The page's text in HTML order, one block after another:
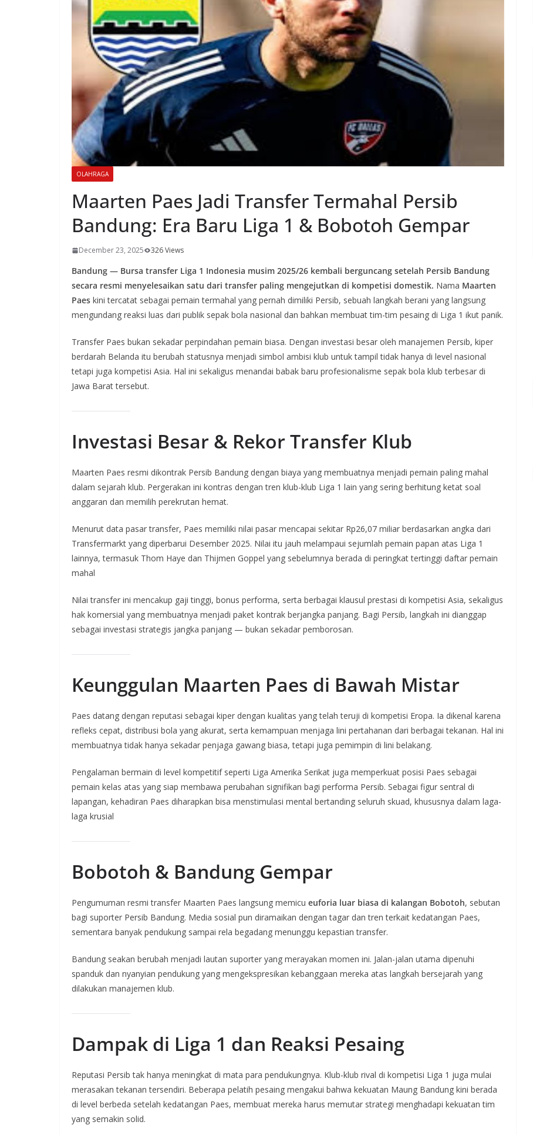
OLAHRAGA
Maarten Paes Jadi Transfer Termahal Persib
Bandung: Era Baru Liga 1 & Bobotoh Gempar
December 23, 2025 326 Views
Bandung — Bursa transfer Liga 1 Indonesia musim 2025/26 kembali berguncang setelah Persib Bandung
secara resmi menyelesaikan satu dari transfer paling mengejutkan di kompetisi domestik. Nama Maarten
Paes kini tercatat sebagai pemain termahal yang pernah dimiliki Persib, sebuah langkah berani yang langsung
mengundang reaksi luas dari publik sepak bola nasional dan bahkan membuat tim-tim pesaing di Liga 1 ikut panik.
Transfer Paes bukan sekadar perpindahan pemain biasa. Dengan investasi besar oleh manajemen Persib, kiper
berdarah Belanda itu berubah statusnya menjadi simbol ambisi klub untuk tampil tidak hanya di level nasional
tetapi juga kompetisi Asia. Hal ini sekaligus menandai babak baru profesionalisme sepak bola klub terbesar di
Jawa Barat tersebut.
Investasi Besar & Rekor Transfer Klub
Maarten Paes resmi dikontrak Persib Bandung dengan biaya yang membuatnya menjadi pemain paling mahal
dalam sejarah klub. Pergerakan ini kontras dengan tren klub-klub Liga 1 lain yang sering berhitung ketat soal
anggaran dan memilih perekrutan hemat.
Menurut data pasar transfer, Paes memiliki nilai pasar mencapai sekitar Rp26,07 miliar berdasarkan angka dari
Transfermarkt yang diperbarui Desember 2025. Nilai itu jauh melampaui sejumlah pemain papan atas Liga 1
lainnya, termasuk Thom Haye dan Thijmen Goppel yang sebelumnya berada di peringkat tertinggi daftar pemain
mahal
Nilai transfer ini mencakup gaji tinggi, bonus performa, serta berbagai klausul prestasi di kompetisi Asia, sekaligus
hak komersial yang membuatnya menjadi paket kontrak berjangka panjang. Bagi Persib, langkah ini dianggap
sebagai investasi strategis jangka panjang — bukan sekadar pemborosan.
Keunggulan Maarten Paes di Bawah Mistar
Paes datang dengan reputasi sebagai kiper dengan kualitas yang telah teruji di kompetisi Eropa. Ia dikenal karena
refleks cepat, distribusi bola yang akurat, serta kemampuan menjaga lini pertahanan dari berbagai tekanan. Hal ini
membuatnya tidak hanya sekadar penjaga gawang biasa, tetapi juga pemimpin di lini belakang.
Pengalaman bermain di level kompetitif seperti Liga Amerika Serikat juga memperkuat posisi Paes sebagai
pemain kelas atas yang siap membawa perubahan signifikan bagi performa Persib. Sebagai figur sentral di
lapangan, kehadiran Paes diharapkan bisa menstimulasi mental bertanding seluruh skuad, khususnya dalam laga-
laga krusial
Bobotoh & Bandung Gempar
Pengumuman resmi transfer Maarten Paes langsung memicu euforia luar biasa di kalangan Bobotoh, sebutan
bagi suporter Persib Bandung. Media sosial pun diramaikan dengan tagar dan tren terkait kedatangan Paes,
sementara banyak pendukung sampai rela begadang menunggu kepastian transfer.
Bandung seakan berubah menjadi lautan suporter yang merayakan momen ini. Jalan-jalan utama dipenuhi
spanduk dan nyanyian pendukung yang mengekspresikan kebanggaan mereka atas langkah bersejarah yang
dilakukan manajemen klub.
Dampak di Liga 1 dan Reaksi Pesaing
Reputasi Persib tak hanya meningkat di mata para pendukungnya. Klub-klub rival di kompetisi Liga 1 juga mulai
merasakan tekanan tersendiri. Beberapa pelatih pesaing mengakui bahwa kekuatan Maung Bandung kini berada
di level berbeda setelah kedatangan Paes, membuat mereka harus memutar strategi menghadapi kekuatan tim
yang semakin solid.